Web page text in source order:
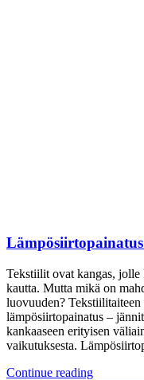
Tekstiilit ovat kangas,
kautta. Mutta mikä on
luovuuden? Tekstiilitaiteen
lämpösiirtopainatus –
kankaaseen erityisen
vaikutuksesta.
Continue reading